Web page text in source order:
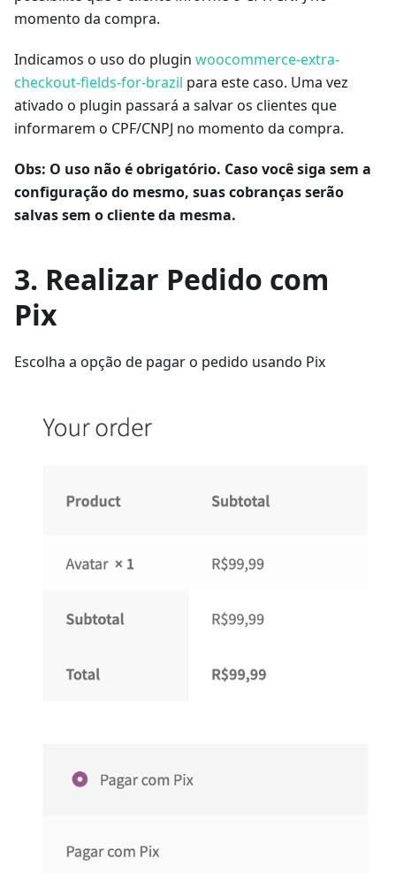
momento da compra.
Indicamos o uso do plugin woocommerce-extra-
checkout-fields-for-brazil para este caso. Uma vez
ativado o plugin passará a salvar os clientes que
informarem o CPF/CNPJ no momento da compra.
Obs: O uso não é obrigatório. Caso você siga sem a
configuração do mesmo, suas cobranças serão
salvas sem o cliente da mesma.
3. Realizar Pedido com
Pix
Escolha a opção de pagar o pedido usando Pix